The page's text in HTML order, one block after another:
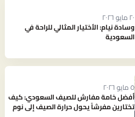
٢٠ مايو ٢٠٢٦
وسادة نيام: الأختيار المثالي للراحة في
السعودية
٥ مايو ٢٠٢٦
أفضل خامة مفارش للصيف السعودي: كيف
تختارين مفرشاً يحول حرارة الصيف إلى نوم